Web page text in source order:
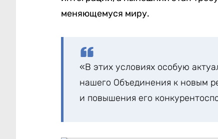
меняющемуся миру.
«В этих условиях особую
нашего Объединения к новым
и повышения его